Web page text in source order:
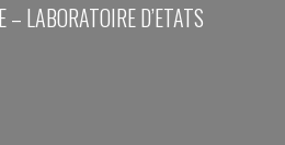
– LABORATOIRE D’ETATS